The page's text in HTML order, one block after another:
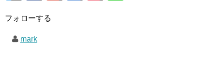
フォローする
mark